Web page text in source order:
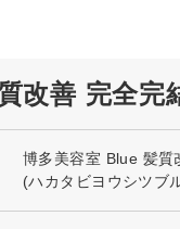
改善 完全完
博多美容室 Blue 髪質
(ハカタビヨウシツブ